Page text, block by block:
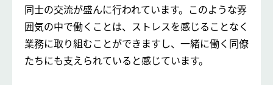
同士の交流が盛んに行われています。このような雰
囲気の中で働くことは、ストレスを感じることなく
業務に取り組むことができますし、一緒に働く同僚
たちにも支えられていると感じています。